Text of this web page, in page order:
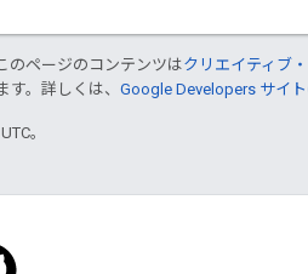
のページのコンテンツはクリエイティブ
す。詳しくは、 Google Developers サイ
。